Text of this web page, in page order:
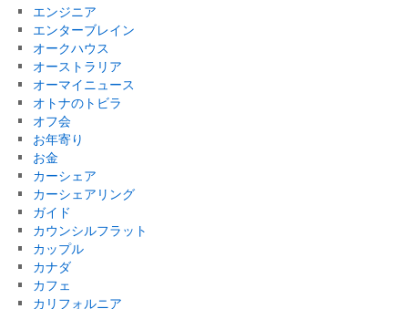
エンジニア
エンターブレイン
オークハウス
オーストラリア
オーマイニュース
オトナのトビラ
オフ会
お年寄り
お金
カーシェア
カーシェアリング
ガイド
カウンシルフラット
カップル
カナダ
カフェ
カリフォルニア